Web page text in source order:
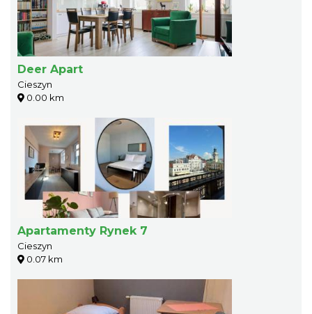
Deer Apart
Cieszyn
0.00 km
Apartamenty Rynek 7
Cieszyn
0.07 km